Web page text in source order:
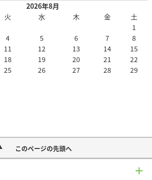
2026年8月
火 水 木 金
土
1
4 5 6 7
8
11 12 13 14
15
18 19 20 21
22
25 26 27 28
29
このページの先頭へ